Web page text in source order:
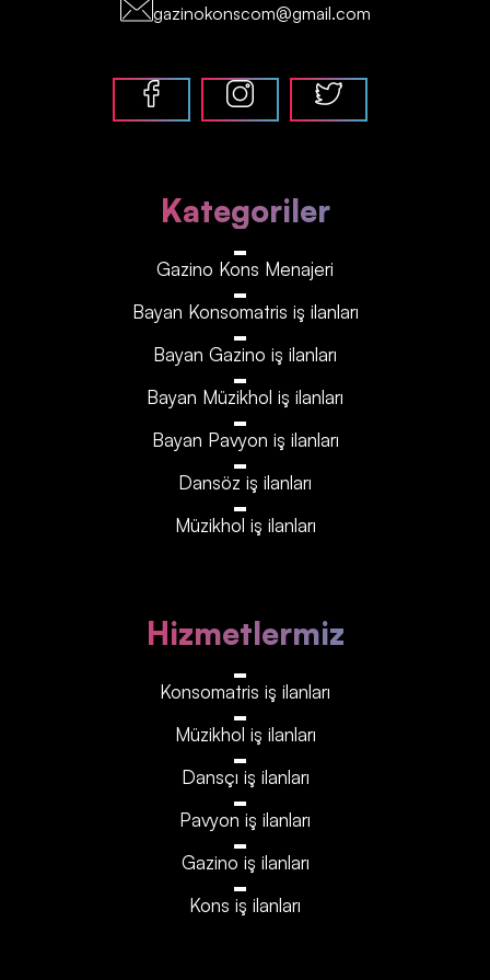
gazinokonscom@gmail.com
Kategoriler
Gazino Kons Menajeri
Bayan Konsomatris iş ilanları
Bayan Gazino iş ilanları
Bayan Müzikhol iş ilanları
Bayan Pavyon iş ilanları
Dansöz iş ilanları
Müzikhol iş ilanları
Hizmetlermiz
Konsomatris iş ilanları
Müzikhol iş ilanları
Dansçı iş ilanları
Pavyon iş ilanları
Gazino iş ilanları
Kons iş ilanları